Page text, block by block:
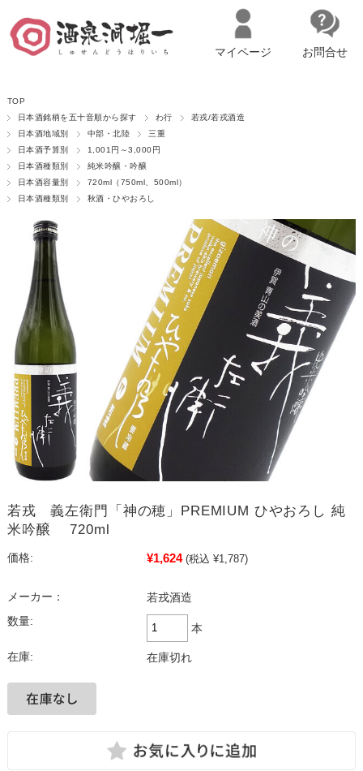
マイページへログイン
マイページ お問合せ
TOP
日本酒銘柄を五十音順から探す
わ行
若戎/若戎酒造
日本酒地域別
中部・北陸
三重
日本酒予算別
1,001円～3,000円
日本酒種類別
純米吟醸・吟醸
日本酒容量別
720ml（750ml、500ml）
日本酒種類別
秋酒・ひやおろし
若戎 義左衛門「神の穂」PREMIUM ひやおろし 純
米吟醸 720ml
価格: ¥1,624 (税込 ¥1,787)
メーカー：
若戎酒造
数量:
本
在庫: 在庫切れ